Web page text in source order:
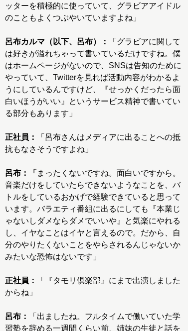
ッターを積極的に使っていて、グラビアアイドル
のこともよくつぶやいていますよね」
呂布カルマ（以下、呂布）：
「グラビアに関して
は好きが溢れちゃって書いているだけですね。僕
はホームページがないので、SNSは告知のために
やっていて、Twitterを見れば活動内容がわかるよ
うにしているんですけど、『せっかくだったら面
白いほうがいい』というサービス精神で書いてい
る部分もあります」
正社員：
「呂布さんはメディアに出ることへの抵
抗もなさそうですよね」
呂布：「 まったくないですね。面白いですから。
音楽だけをしていたらできないようなことを、バ
トルをしているおかげで経験できていると思って
います。バラエティ番組に出るにしても『本業じ
ゃないしダメならダメでいいや』と気楽にやれる
し、イヤなことはイヤと言えるので。だから、自
分のやりたくないことをやらされるんじゃないか
みたいな恐怖はないです」
正社員：
「『タモリ倶楽部』にまで出演しました
からね」
呂布：
「出ましたね。フルタイムで働いていた学
習塾を辞める一週間くらい前、姉妹の生徒と話を